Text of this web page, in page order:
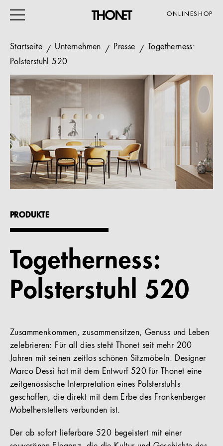
ONLINESHOP
ARBEITEN
WOHNEN
VERANSTALTUNG
GASTRO & HOTEL
ALLE PRODUKTE
Magazin
Service
Unternehmen
Startseite Unternehmen Presse
Togetherness:
Polsterstuhl 520
PRODUKTE
Togetherness:
Polsterstuhl 520
Zusammenkommen, zusammensitzen, Genuss und Leben
zelebrieren: Für all dies steht Thonet seit mehr 200
Jahren mit seinen zeitlos schönen Sitzmöbeln. Designer
Marco Dessí hat mit dem Entwurf 520 für Thonet eine
zeitgenössische Interpretation eines Polsterstuhls
geschaffen, die direkt mit dem Erbe des Frankenberger
Möbelherstellers verbunden ist.
Der ab sofort lieferbare 520 begeistert mit einer